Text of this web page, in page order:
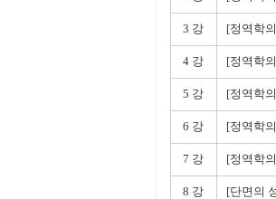
3 강 [정역학
4 강 [정역학
5 강 [정역학
6 강 [정역학
7 강 [정역학
8 강 [단면의